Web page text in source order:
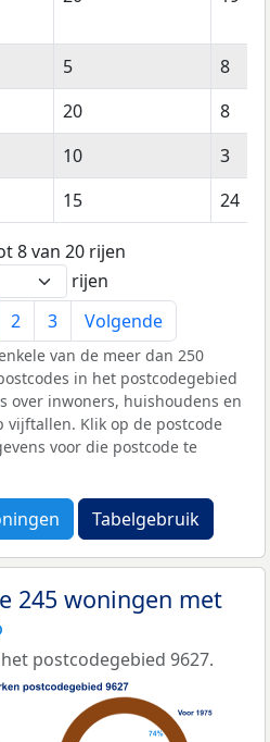
5
8
20
8
10
3
15 24
8 van 20 rijen
rijen
2 3 Volgende
van de meer dan 250
in het postcodegebied
over inwoners, huishoudens en
Klik op de postcode
voor die postcode te
Tabelgebruik
245 woningen met
postcodegebied 9627.